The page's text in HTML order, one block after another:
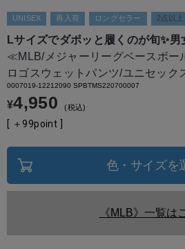
UNISEX 再入荷 ロングセラー 2点以
Lサイズでダボッと履くのが旬✨
≪MLB/メジャーリーグベースボー
ロゴスウェットパンツ/ユニセック
0007019-12212090 SPBTMS220700007
¥4,950 税込
[ ＋99point ]
色・サイズを
《MLB》一覧は